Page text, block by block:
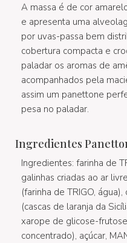
A massa é de cor
e apresenta uma
por uvas-passa bem
cobertura compacta e
paladar os aromas de
acompanhados pela
assim um panettone
pesa no paladar.
Ingredientes
Ingredientes: farinha de
galinhas criadas ao ar
(farinha de TRIGO,
(cascas de laranja da
xarope de glicose-
concentrado), açúcar,